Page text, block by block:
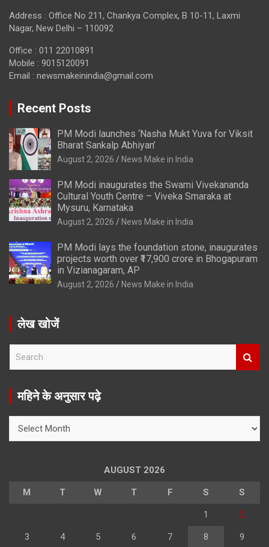
Address : Office No 211, Chankya Complex, B 10-11, Laxmi
Nagar, New Delhi – 110092
Office : 011 22010891
Mobile : 9015120091
Email : newsmakeinindia@gmail.com
Recent Posts
PM Modi launches ‘Nasha Mukt Yuva for Viksit
Bharat Sankalp Abhiyan’
August 2, 2026 News Make in India
PM Modi inaugurates the Swami Vivekananda
Cultural Youth Centre – Viveka Smaraka at
Mysuru, Karnataka
August 2, 2026 News Make in India
PM Modi lays the foundation stone, inaugurates
projects worth over ₹17,900 crore in Bhogapuram
in Vizianagaram, AP
August 2, 2026 News Make in India
लेख खोजें
r
महिने के अनुसार पढ़े
AUGUST 2026
M T W T F S S
1 2
3 4 5 6 7 8 9